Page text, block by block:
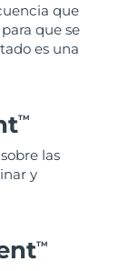
que
que se
es una
TM
las
y
TM